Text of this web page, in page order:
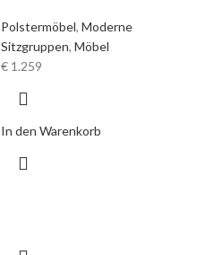
Polstermöbel, Moderne
Sitzgruppen, Möbel
€ 1.259
In den Warenkorb